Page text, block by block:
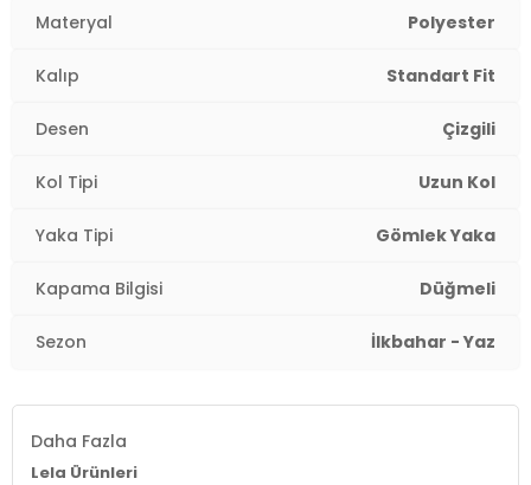
Materyal Polyester
Kalıp Standart Fit
Desen Çizgili
Kol Tipi Uzun Kol
Yaka Tipi Gömlek Yaka
Kapama Bilgisi Düğmeli
Sezon İlkbahar - Yaz
Daha Fazla
Lela Ürünleri